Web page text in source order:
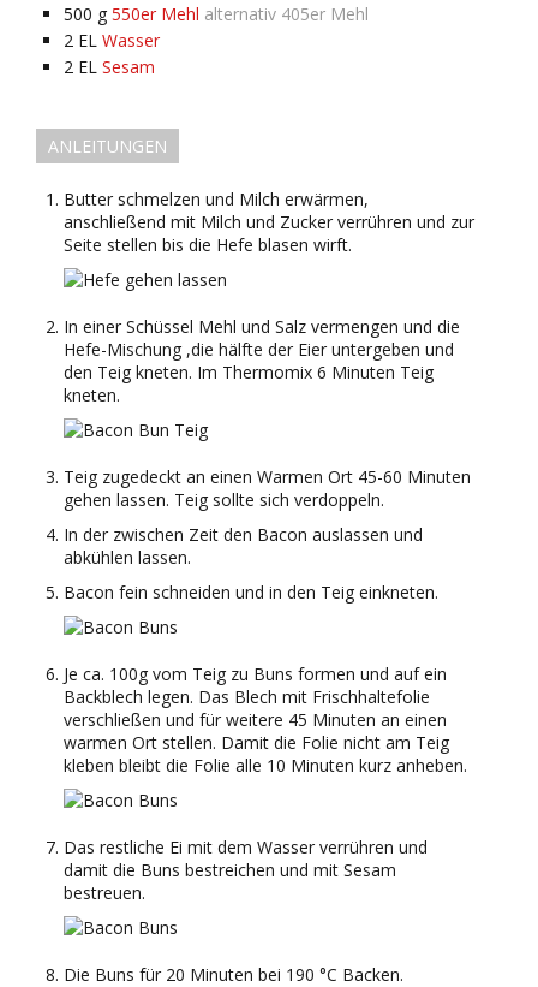
500 g 550er Mehl alternativ 405er Mehl
2 EL Wasser
2 EL Sesam
ANLEITUNGEN
Butter schmelzen und Milch erwärmen,
anschließend mit Milch und Zucker verrühren und zur
Seite stellen bis die Hefe blasen wirft.
In einer Schüssel Mehl und Salz vermengen und die
Hefe-Mischung ,die hälfte der Eier untergeben und
den Teig kneten. Im Thermomix 6 Minuten Teig
kneten.
Teig zugedeckt an einen Warmen Ort 45-60 Minuten
gehen lassen. Teig sollte sich verdoppeln.
In der zwischen Zeit den Bacon auslassen und
abkühlen lassen.
Bacon fein schneiden und in den Teig einkneten.
Je ca. 100g vom Teig zu Buns formen und auf ein
Backblech legen. Das Blech mit Frischhaltefolie
verschließen und für weitere 45 Minuten an einen
warmen Ort stellen. Damit die Folie nicht am Teig
kleben bleibt die Folie alle 10 Minuten kurz anheben.
Das restliche Ei mit dem Wasser verrühren und
damit die Buns bestreichen und mit Sesam
bestreuen.
Die Buns für 20 Minuten bei 190 °C Backen.